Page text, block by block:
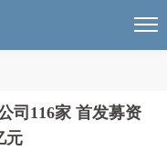
司116家 首发募资
元